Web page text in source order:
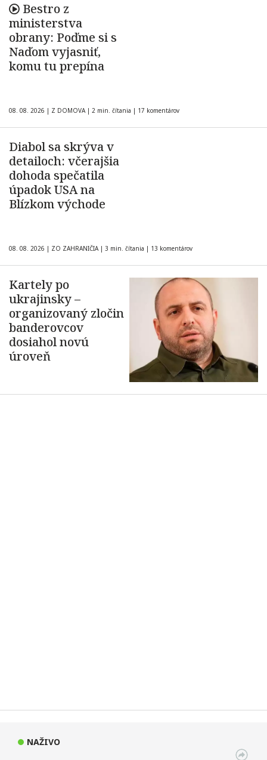
Bestro z
ministerstva
obrany: Poďme si s
Naďom vyjasniť,
komu tu prepína
08. 08. 2026 | Z DOMOVA | 2 min. čítania | 17 komentárov
Diabol sa skrýva v
detailoch: včerajšia
dohoda spečatila
úpadok USA na
Blízkom východe
08. 08. 2026 | ZO ZAHRANIČIA | 3 min. čítania | 13 komentárov
Kartely po
ukrajinsky –
organizovaný zločin
banderovcov
dosiahol novú
úroveň
NAŽIVO